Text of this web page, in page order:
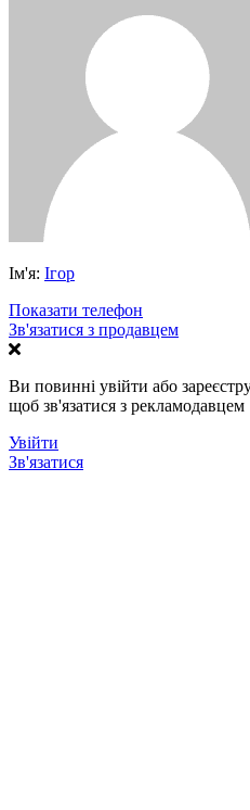
Ім'я: Ігор
Показати телефон
Зв'язатися з продавцем
Ви повинні увійти або
щоб зв'язатися з рекламодавцем
Увійти
Зв'язатися